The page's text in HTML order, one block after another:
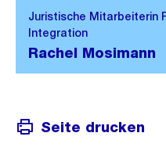
Seite drucken